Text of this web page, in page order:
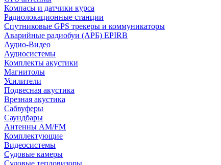
Компасы и датчики курса
Радиолокационные станции
Спутниковые GPS трекеры и коммуникаторы
Аварийные радиобуи (АРБ) EPIRB
Аудио-Видео
Аудиосистемы
Комплекты акустики
Магнитолы
Усилители
Подвесная акустика
Врезная акустика
Сабвуферы
Саундбары
Антенны AM/FM
Комплектующие
Видеосистемы
Судовые камеры
Cудовые тепловизоры